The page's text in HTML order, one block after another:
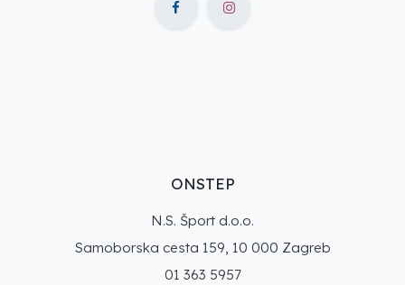
ONSTEP
N.S. Šport d.o.o.
Samoborska cesta 159, 10 000 Zagreb
01 363 5957